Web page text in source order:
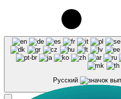
использовании материалов
ссылка на источник
Русский